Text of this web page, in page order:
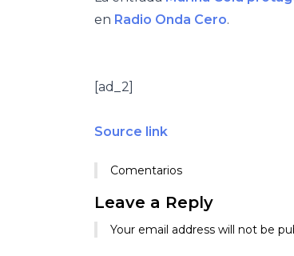
en Radio Onda Cero.
[ad_2]
Source link
Comentarios
Leave a Reply
Your email address will not be